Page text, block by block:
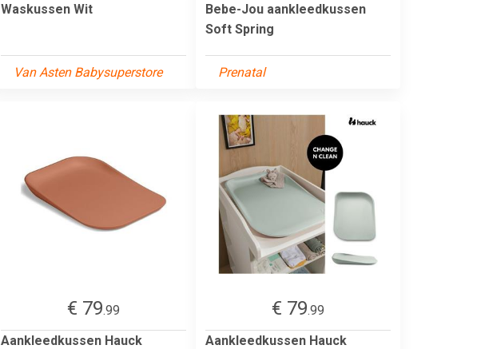
Waskussen Wit
Van Asten Babysuperstore
Bebe-Jou aankleedkussen
Soft Spring
Prenatal
€ 79.99
Aankleedkussen Hauck
€ 79.99
Aankleedkussen Hauck